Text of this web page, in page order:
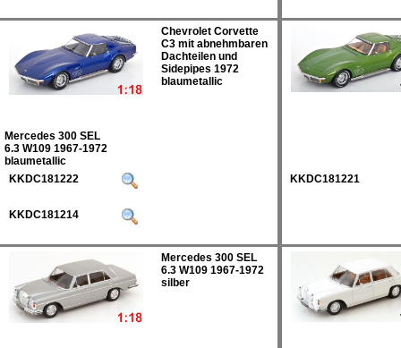
Chevrolet Corvette
C3 mit abnehmbaren
Dachteilen und
Sidepipes 1972
blaumetallic
Mercedes 300 SEL
6.3 W109 1967-1972
blaumetallic
KKDC181222
KKDC181221
KKDC181214
Mercedes 300 SEL
6.3 W109 1967-1972
silber